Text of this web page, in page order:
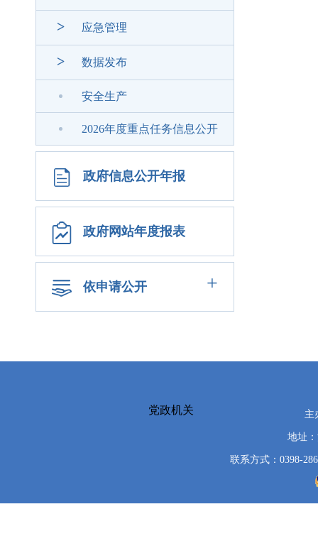
> 应急管理
> 数据发布
安全生产
2026年度重点任务信息公开
政府信息公开年报
政府网站年度报表
依申请公开 +
党政机关 主
地址
联系方式：0398-